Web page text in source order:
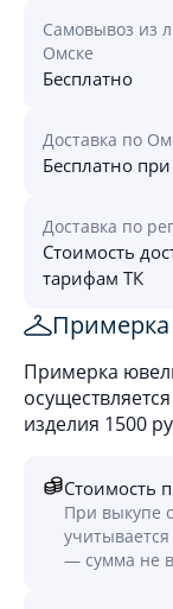
Самовывоз из
Омске
Бесплатно
Доставка по
Бесплатно
Доставка по
Стоимость
тарифам ТК
Примерка
Примерка
изделия 1500
Стоимость
При выкупе
— сумма не